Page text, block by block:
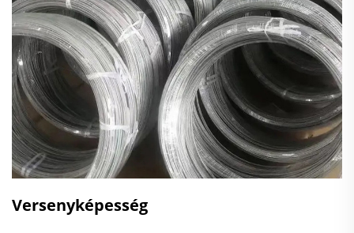
Versenyképesség